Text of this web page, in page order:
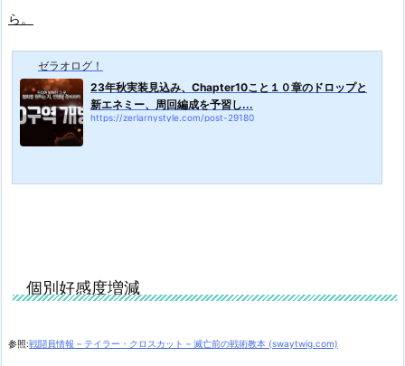
ら。
ゼラオログ！
23年秋実装見込み、Chapter10こと１０章のドロップと
新エネミー、周回編成を予習し...
https://zerlarnystyle.com/post-29180
個別好感度増減
参照:戦闘員情報 – テイラー・クロスカット – 滅亡前の戦術教本 (swaytwig.com)